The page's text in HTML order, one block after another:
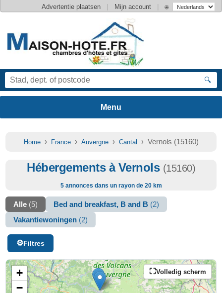
Advertentie plaatsen | Mijn account | 🌐
🔍
Home› France› Auvergne› Cantal › Vernols (15160)
Hébergements à Vernols (15160)
5 annonces dans un rayon de 20 km
Alle (5) Bed and breakfast, B and B (2)
Vakantiewoningen (2)
Filtres
Volledig scherm
+
−